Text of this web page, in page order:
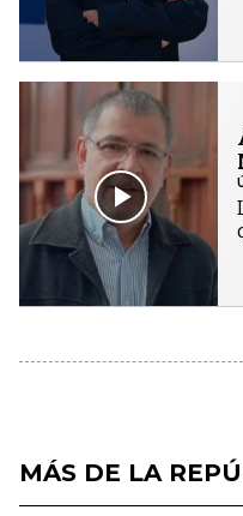
MÁS DE LA